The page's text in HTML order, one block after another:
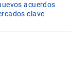
acuerdos
clave